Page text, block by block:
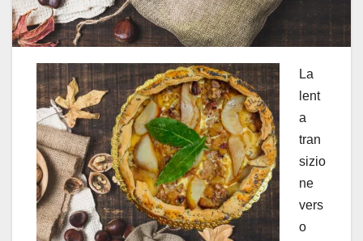
La
lent
a
tran
sizio
ne
vers
o